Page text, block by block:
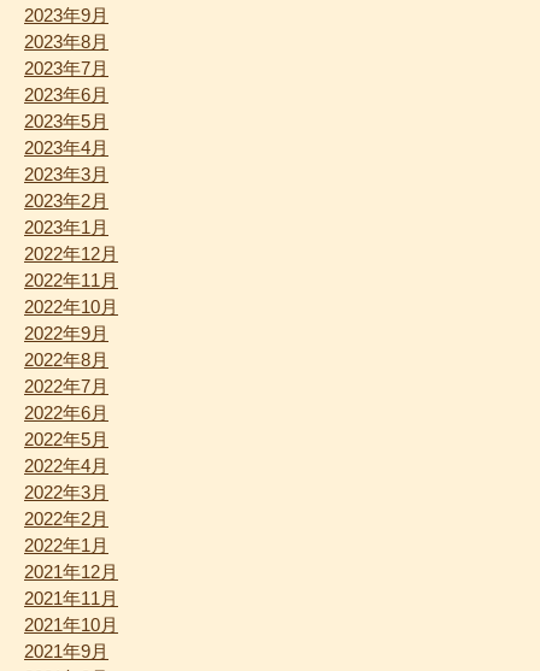
2023年9月
2023年8月
2023年7月
2023年6月
2023年5月
2023年4月
2023年3月
2023年2月
2023年1月
2022年12月
2022年11月
2022年10月
2022年9月
2022年8月
2022年7月
2022年6月
2022年5月
2022年4月
2022年3月
2022年2月
2022年1月
2021年12月
2021年11月
2021年10月
2021年9月